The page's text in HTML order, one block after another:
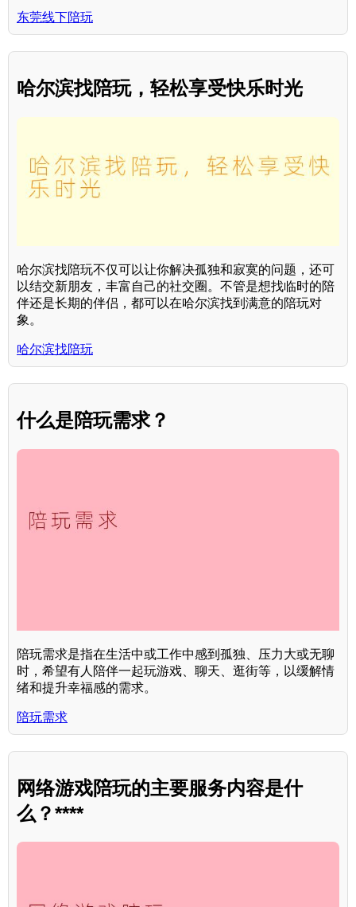
东莞线下陪玩
哈尔滨找陪玩，轻松享受快乐时光
哈尔滨找陪玩不仅可以让你解决孤独和寂寞的问题，还可
以结交新朋友，丰富自己的社交圈。不管是想找临时的陪
伴还是长期的伴侣，都可以在哈尔滨找到满意的陪玩对
象。
哈尔滨找陪玩
什么是陪玩需求？
陪玩需求是指在生活中或工作中感到孤独、压力大或无聊
时，希望有人陪伴一起玩游戏、聊天、逛街等，以缓解情
绪和提升幸福感的需求。
陪玩需求
网络游戏陪玩的主要服务内容是什
么？****